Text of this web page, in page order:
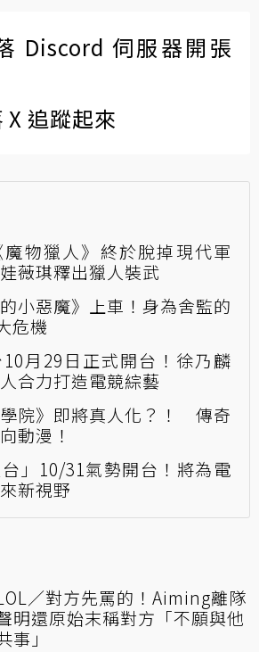
Discord 伺服器開張
追蹤起來
物獵人》終於脫掉現代軍
薇琪釋出獵人裝武
小惡魔》上車！身為舍監的
危機
月29日正式開台！徐乃麟
合力打造電競綜藝
學院》即將真人化？！ 傳奇
動漫！
台」10/31氣勢開台！將為電
新視野
／對方先罵的！Aiming離隊
明還原始末稱對方「不願與他
事」